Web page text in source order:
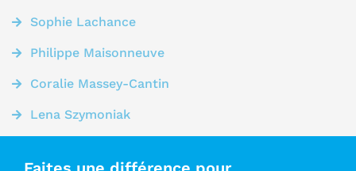
Sophie Lachance
Philippe Maisonneuve
Coralie Massey-Cantin
Lena Szymoniak